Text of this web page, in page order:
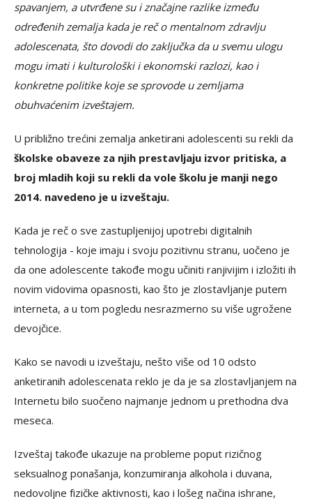
spavanjem, a utvrđene su i značajne razlike između
određenih zemalja kada je reč o mentalnom zdravlju
adolescenata, što dovodi do zaključka da u svemu ulogu
mogu imati i kulturološki i ekonomski razlozi, kao i
konkretne politike koje se sprovode u zemljama
obuhvaćenim izveštajem.
U približno trećini zemalja anketirani adolescenti su rekli da
školske obaveze za njih prestavljaju izvor pritiska, a
broj mladih koji su rekli da vole školu je manji nego
2014. navedeno je u izveštaju.
Kada je reč o sve zastupljenijoj upotrebi digitalnih
tehnologija - koje imaju i svoju pozitivnu stranu, uočeno je
da one adolescente takođe mogu učiniti ranjivijim i izložiti ih
novim vidovima opasnosti, kao što je zlostavljanje putem
interneta, a u tom pogledu nesrazmerno su više ugrožene
devojčice.
Kako se navodi u izveštaju, nešto više od 10 odsto
anketiranih adolescenata reklo je da je sa zlostavljanjem na
Internetu bilo suočeno najmanje jednom u prethodna dva
meseca.
Izveštaj takođe ukazuje na probleme poput rizičnog
seksualnog ponašanja, konzumiranja alkohola i duvana,
nedovoljne fizičke aktivnosti, kao i lošeg načina ishrane,